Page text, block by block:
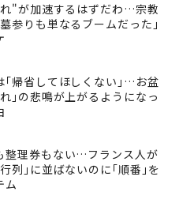
"が加速するはずだわ…宗教
参りも単なるブームだった｣
｢帰省してほしくない｣…お盆
｣の悲鳴が上がるようになっ
整理券もない…フランス人が
列｣に並ばないのに｢順番｣を
ム